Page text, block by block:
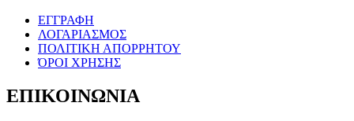
ΕΓΓΡΑΦΗ
ΛΟΓΑΡΙΑΣΜΟΣ
ΠΟΛΙΤΙΚΗ ΑΠΟΡΡΗΤΟΥ
ΌΡΟΙ ΧΡΗΣΗΣ
ΕΠΙΚΟΙΝΩΝΙΑ